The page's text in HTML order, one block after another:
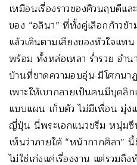
เหมือนเรื่องราวของศิวนฤบดีแล
ของ “อลินา” ที่ทั้งคู่เลือกก้าวข้
แล้วเดินตามเสียงของหัวใจแทน
พร้อม ทั้งหล่อเหลา ร่ำรวย อำ
บ้านที่ขาดความอบอุ่น มีโศกนา
เพาะให้เขากลายเป็นคนมีบุคลิ
แบบแผน เก็บตัว ไม่มีเพื่อน มุ่ง
ญี่ปุ่น นี่พระเอกแนวขรึม หนุ่มซึ
เห็นว่าภายใต้ “หน้ากากศิลา”
ไม่ใช่เก่งแค่เรื่องงาน แต่รวมถึ